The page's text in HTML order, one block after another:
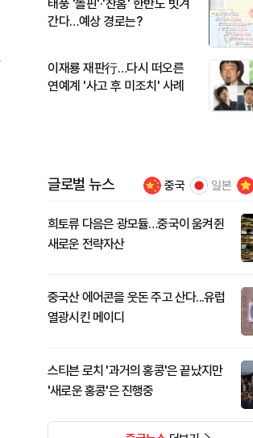
태풍 '돌핀'·'찬홈' 한반도 빗겨
간다…예상 경로는?
이재룡 재판行…다시 떠오른
연예계 '사고 후 미조치' 사례
글로벌 뉴스 중국 일본
희토류 다음은 광모듈…중국이 움켜쥔
새로운 전략자산
중국산 에어콘을 웃돈 주고 산다...유럽
열광시킨 메이디
스티븐 로치 '과거의 홍콩'은 끝났지만
'새로운 홍콩'은 진행중